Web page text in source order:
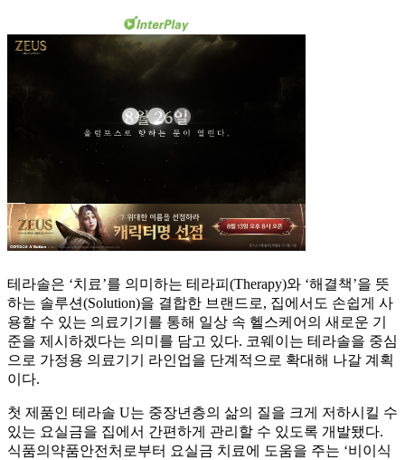
테라솔은 ‘치료’를 의미하는 테라피(Therapy)와 ‘해결책’을 뜻
하는 솔루션(Solution)을 결합한 브랜드로, 집에서도 손쉽게 사
용할 수 있는 의료기기를 통해 일상 속 헬스케어의 새로운 기
준을 제시하겠다는 의미를 담고 있다. 코웨이는 테라솔을 중심
으로 가정용 의료기기 라인업을 단계적으로 확대해 나갈 계획
이다.
첫 제품인 테라솔 U는 중장년층의 삶의 질을 크게 저하시킬 수
있는 요실금을 집에서 간편하게 관리할 수 있도록 개발됐다.
식품의약품안전처로부터 요실금 치료에 도움을 주는 ‘비이식